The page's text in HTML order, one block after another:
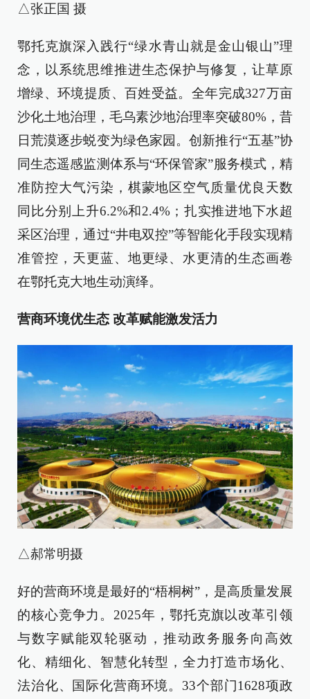
△张正国 摄
鄂托克旗深入践行“绿水青山就是金山银山”理
念，以系统思维推进生态保护与修复，让草原
增绿、环境提质、百姓受益。全年完成327万亩
沙化土地治理，毛乌素沙地治理率突破80%，昔
日荒漠逐步蜕变为绿色家园。创新推行“五基”协
同生态遥感监测体系与“环保管家”服务模式，精
准防控大气污染，棋蒙地区空气质量优良天数
同比分别上升6.2%和2.4%；扎实推进地下水超
采区治理，通过“井电双控”等智能化手段实现精
准管控，天更蓝、地更绿、水更清的生态画卷
在鄂托克大地生动演绎。
营商环境优生态 改革赋能激发活力
△郝常明摄
好的营商环境是最好的“梧桐树”，是高质量发展
的核心竞争力。2025年，鄂托克旗以改革引领
与数字赋能双轮驱动，推动政务服务向高效
化、精细化、智慧化转型，全力打造市场化、
法治化、国际化营商环境。33个部门1628项政